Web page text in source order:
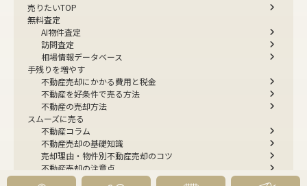
売りたいTOP
無料査定
AI物件査定
訪問査定
相場情報データベース
手残りを増やす
不動産売却にかかる費用と税金
不動産を好条件で売る方法
不動産の売却方法
スムーズに売る
不動産コラム
不動産売却の基礎知識
売却理由・物件別不動産売却のコツ
不動産売却の注意点
不動産売却後の手続き